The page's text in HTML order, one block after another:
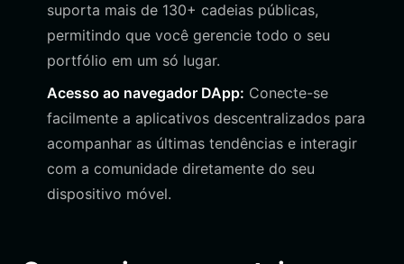
suporta mais de 130+ cadeias públicas,
permitindo que você gerencie todo o seu
portfólio em um só lugar.
Acesso ao navegador DApp: Conecte-se
facilmente a aplicativos descentralizados para
acompanhar as últimas tendências e interagir
com a comunidade diretamente do seu
dispositivo móvel.